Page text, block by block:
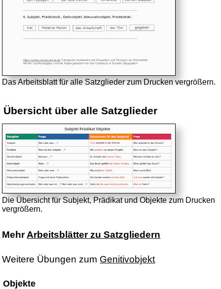
Das Arbeitsblatt für alle Satzglieder zum Drucken vergrößern.
Übersicht über alle Satzglieder
Die Übersicht für Subjekt, Prädikat und Objekte zum Drucken
vergrößern.
MehrArbeitsblätter zu Satzgliedern
Weitere Übungen zum Genitivobjekt
Objekte